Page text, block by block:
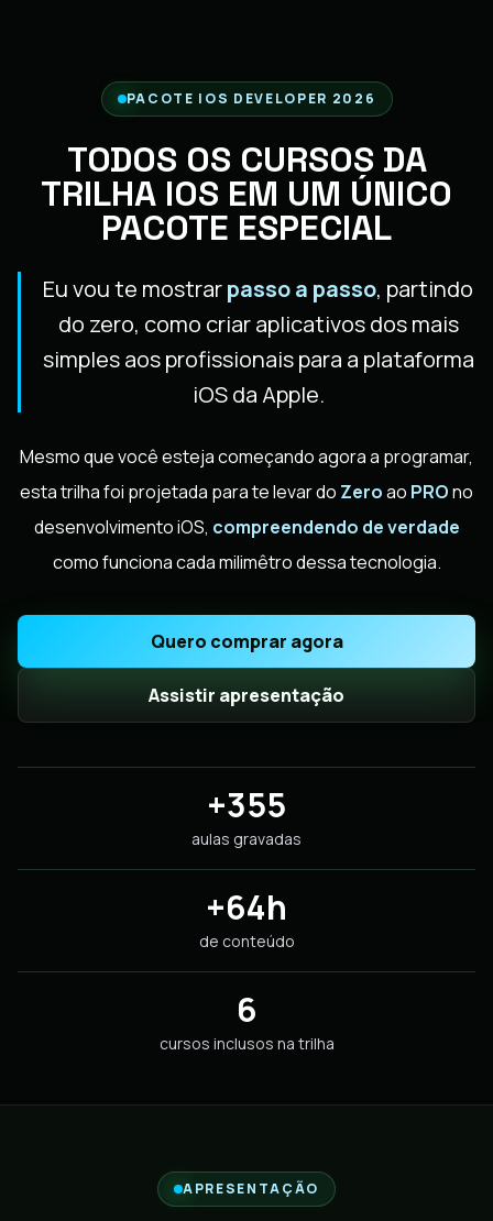
PACOTE IOS DEVELOPER 2026
TODOS OS CURSOS DA
TRILHA IOS EM UM ÚNICO
PACOTE ESPECIAL
Eu vou te mostrarpasso a passo, partindo
do zero, como criar aplicativos dos mais
simples aos profissionais para a plataforma
iOS da Apple.
Mesmo que você esteja começando agora a programar,
esta trilha foi projetada para te levar do Zeroao PROno
desenvolvimento iOS, compreendendo de verdade
como funciona cada milimêtro dessa tecnologia.
Quero comprar agora
Assistir apresentação
+355
aulas gravadas
+64h
de conteúdo
6
cursos inclusos na trilha
APRESENTAÇÃO